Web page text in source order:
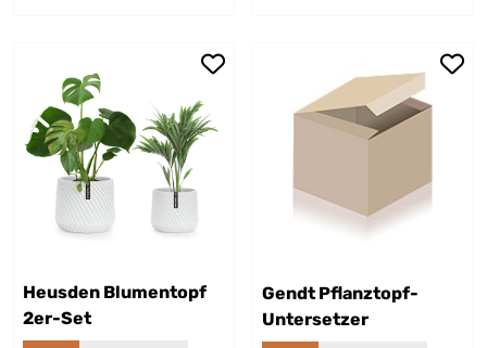
Heusden Blumentopf
2er-Set
Gendt Pflanztopf-
Untersetzer